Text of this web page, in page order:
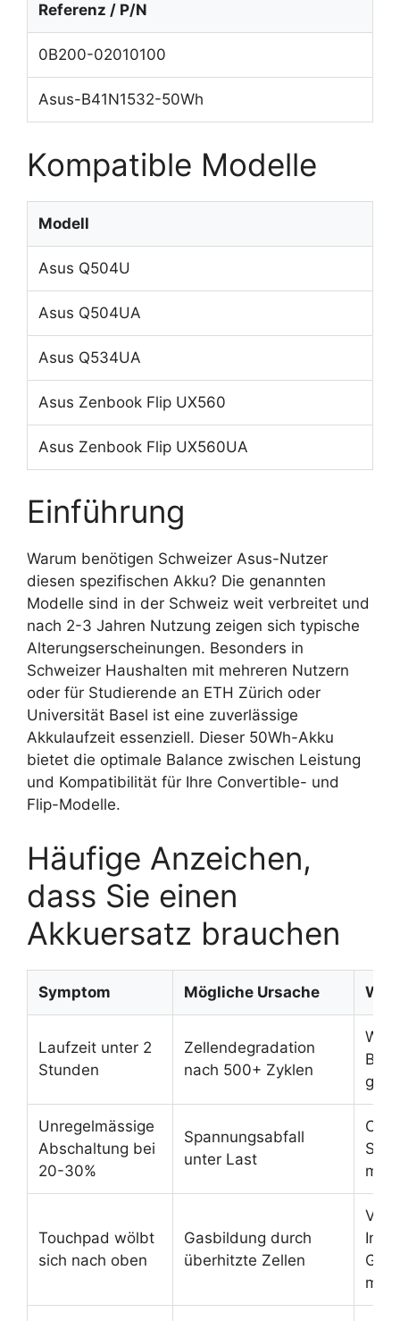
Referenz / P/N
0B200-02010100
Asus-B41N1532-50Wh
Kompatible Modelle
Modell
Asus Q504U
Asus Q504UA
Asus Q534UA
Asus Zenbook Flip UX560
Asus Zenbook Flip UX560UA
Einführung
Warum benötigen Schweizer Asus-Nutzer
diesen spezifischen Akku? Die genannten
Modelle sind in der Schweiz weit verbreitet und
nach 2-3 Jahren Nutzung zeigen sich typische
Alterungserscheinungen. Besonders in
Schweizer Haushalten mit mehreren Nutzern
oder für Studierende an ETH Zürich oder
Universität Basel ist eine zuverlässige
Akkulaufzeit essenziell. Dieser 50Wh-Akku
bietet die optimale Balance zwischen Leistung
und Kompatibilität für Ihre Convertible- und
Flip-Modelle.
Häufige Anzeichen,
dass Sie einen
Akkuersatz brauchen
Symptom Mögliche Ursache Wie
Laufzeit unter 2
Stunden
Zellendegradation
nach 500+ Zyklen
Unregelmässige
Abschaltung bei
20-30%
Spannungsabfall
unter Last
Touchpad wölbt
sich nach oben
Gasbildung durch
überhitzte Zellen